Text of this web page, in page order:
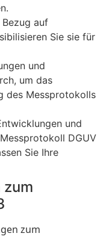
auf
Sie sie für
und
um das
des Messprotokolls
und
DGUV
Sie Ihre
zum